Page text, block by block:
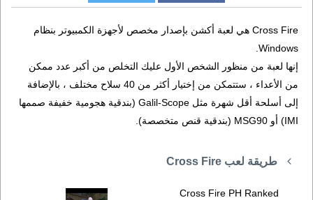
Cross Fire هي لعبة أكشن بإصدار مخصص لأجهزة الكمبيوتر بنظام
Windows.
إنها لعبة من منظور الشخص الأول عليك التخلص من أكبر عدد ممكن
من الأعداء ، ستتمكن من إختيار أكثر من 40 سلاح مختلف ، بالإضافة
إلى أسلحة أقل شهرة مثل Galil-Scope (بندقية هجومية خفيفة صممها
IMI) أو MSG90 (بندقية قنص متخصصة).
طريقة لعب Cross Fire
Cross Fire PH Ranked